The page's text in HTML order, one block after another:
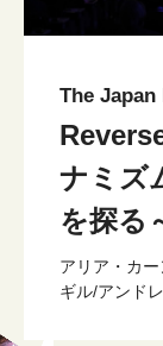
The
ナミズ
を探る
アリア・カ
ギル/アンド